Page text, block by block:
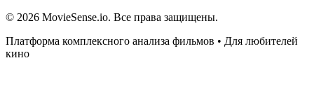
© 2026 MovieSense.io. Все права защищены.
Платформа комплексного анализа фильмов • Для любителей
кино